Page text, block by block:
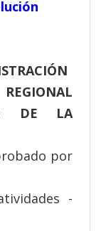
DE LA
por
-